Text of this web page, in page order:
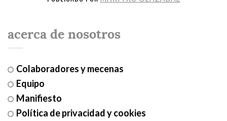
acerca de nosotros
Colaboradores y mecenas
Equipo
Manifiesto
Política de privacidad y cookies